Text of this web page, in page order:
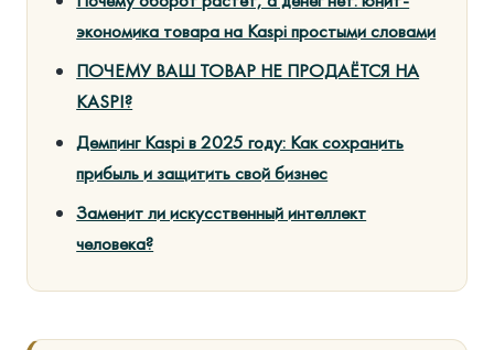
экономика товара на Kaspi простыми словами
ПОЧЕМУ ВАШ ТОВАР НЕ ПРОДАЁТСЯ НА
KASPI?
Демпинг Kaspi в 2025 году: Как сохранить
прибыль и защитить свой бизнес
Заменит ли искусственный интеллект
человека?